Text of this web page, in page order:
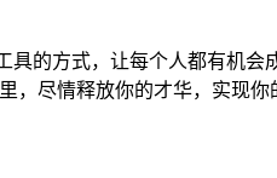
具的方式，让每个人都有机
，尽情释放你的才华，实现你